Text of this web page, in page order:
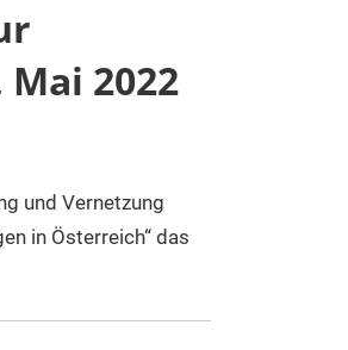
2022
und Vernetzung
in Österreich“ das